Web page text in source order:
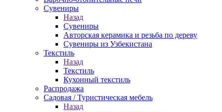
Сувениры
Назад
Сувениры
Авторская керамика и резьба по дереву
Сувениры из Узбекистана
Текстиль
Назад
Текстиль
Кухонный текстиль
Распродажа
Садовая / Туристическая мебель
Назад